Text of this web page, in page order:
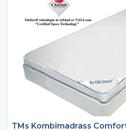
TMs Kombimadrass